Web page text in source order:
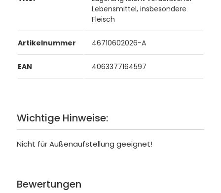
Lebensmittel, insbesondere
Fleisch
Artikelnummer 46710602026-A
EAN 4063377164597
Wichtige Hinweise:
Nicht für Außenaufstellung geeignet!
Bewertungen